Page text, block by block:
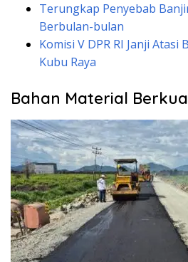
Terungkap Penyebab
Berbulan-bulan
Komisi V DPR RI Janji Atasi
Kubu Raya
Bahan Material